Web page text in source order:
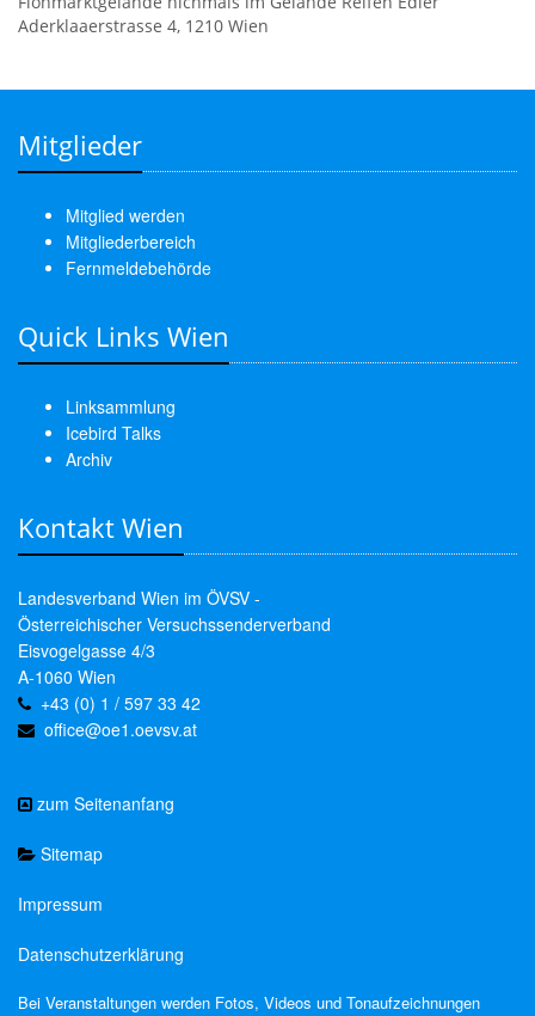
Aderklaaerstrasse 4, 1210 Wien
Mitglieder
Mitglied werden
Mitgliederbereich
Fernmeldebehörde
Quick Links Wien
Linksammlung
Icebird Talks
Archiv
Kontakt Wien
Landesverband Wien im ÖVSV -
Österreichischer Versuchssenderverband
Eisvogelgasse 4/3
A-1060 Wien
+43 (0) 1 / 597 33 42
office@oe1.oevsv.at
zum Seitenanfang
Sitemap
Impressum
Datenschutzerklärung
Bei Veranstaltungen werden Fotos, Videos und Tonaufzeichnungen